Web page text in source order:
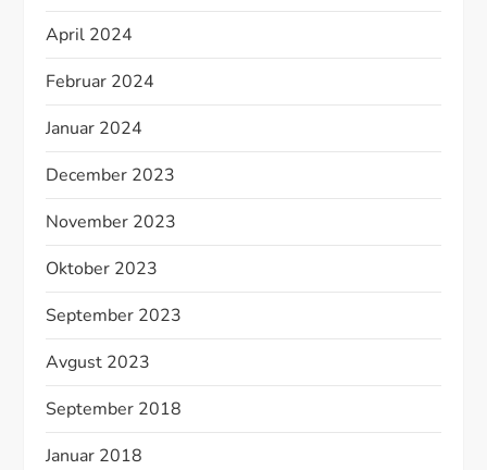
April 2024
Februar 2024
Januar 2024
December 2023
November 2023
Oktober 2023
September 2023
Avgust 2023
September 2018
Januar 2018